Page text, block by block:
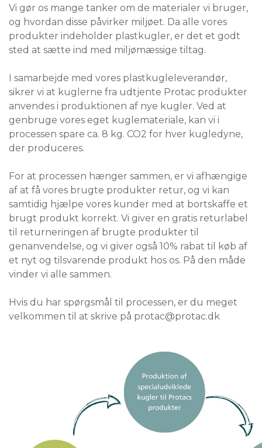
Vi gør os mange tanker om de materialer vi bruger,
og hvordan disse påvirker miljøet. Da alle vores
produkter indeholder plastkugler, er det et godt
sted at sætte ind med miljømæssige tiltag.
I samarbejde med vores plastkugleleverandør,
sikrer vi at kuglerne fra udtjente Protac produkter
anvendes i produktionen af nye kugler. Ved at
genbruge vores eget kuglemateriale, kan vi i
processen spare ca. 8 kg. CO2 for hver kugledyne,
der produceres.
For at processen hænger sammen, er vi afhængige
af at få vores brugte produkter retur, og vi kan
samtidig hjælpe vores kunder med at bortskaffe et
brugt produkt korrekt. Vi giver en gratis returlabel
til returneringen af brugte produkter til
genanvendelse, og vi giver også 10% rabat til køb af
et nyt og tilsvarende produkt hos os. På den måde
vinder vi alle sammen.
Hvis du har spørgsmål til processen, er du meget
velkommen til at skrive på protac@protac.dk